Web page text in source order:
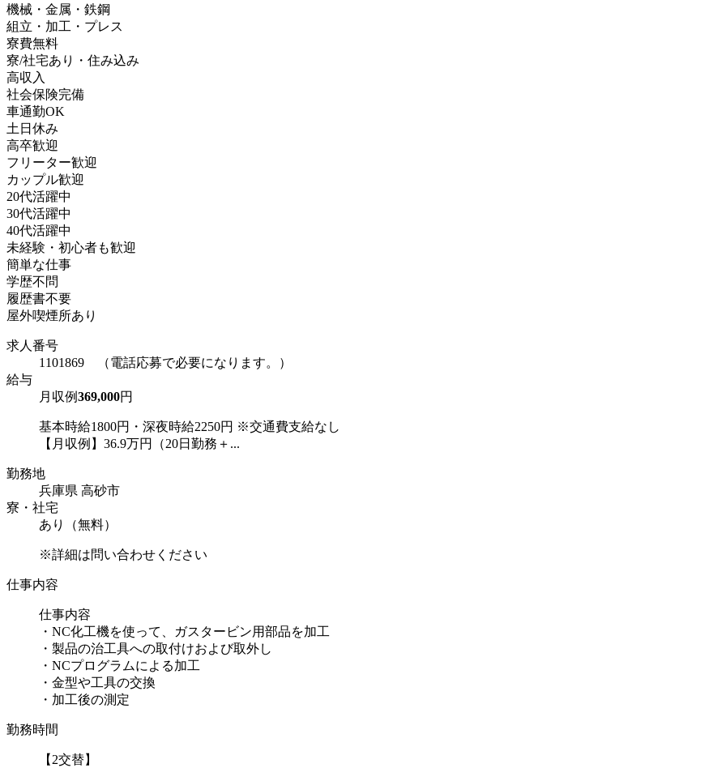
機械・金属・鉄鋼
組立・加工・プレス
寮費無料
寮/社宅あり・住み込み
高収入
社会保険完備
車通勤OK
土日休み
高卒歓迎
フリーター歓迎
カップル歓迎
20代活躍中
30代活躍中
40代活躍中
未経験・初心者も歓迎
簡単な仕事
学歴不問
履歴書不要
屋外喫煙所あり
求人番号
1101869 （電話応募で必要になります。）
給与
月収例369,000円
基本時給1800円・深夜時給2250円 ※交通費支給なし
【月収例】36.9万円（20日勤務＋...
勤務地
兵庫県 高砂市
寮・社宅
あり（無料）
※詳細は問い合わせください
仕事内容
仕事内容
・NC化工機を使って、ガスタービン用部品を加工
・製品の治工具への取付けおよび取外し
・NCプログラムによる加工
・金型や工具の交換
・加工後の測定
勤務時間
【2交替】